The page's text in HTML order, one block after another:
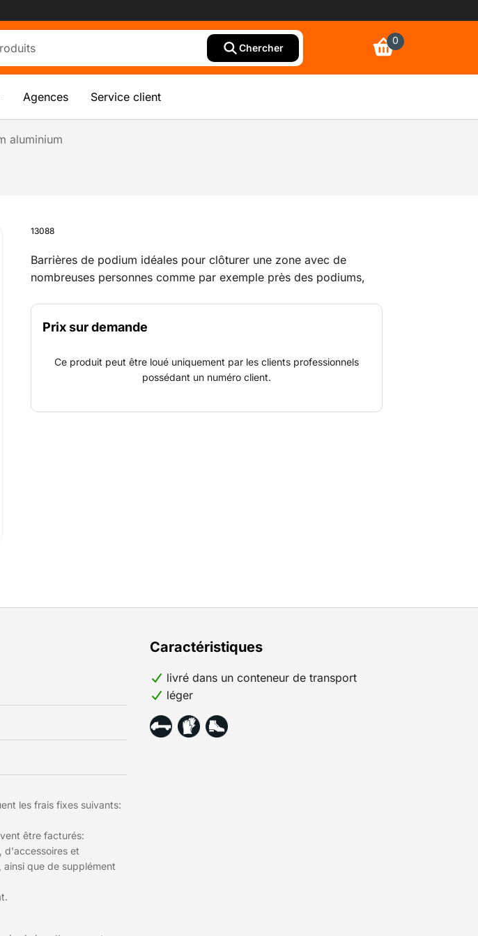
Chercher
0
Agences Service client
aluminium
13088
Barrières de podium idéales pour clôturer une zone avec de
nombreuses personnes comme par exemple près des podiums,
Prix sur demande
Ce produit peut être loué uniquement par les clients professionnels
possédant un numéro client.
Caractéristiques
livré dans un conteneur de transport
léger
les frais fixes suivants:
être facturés:
d'accessoires et
que de supplément